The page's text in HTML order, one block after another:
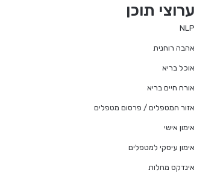
ערוצי תוכן
NLP
אהבה רוחנית
אוכל בריא
אורח חיים בריא
אזור המטפלים / פרסום מטפלים
אימון אישי
אימון עיסקי למטפלים
אינדקס מחלות